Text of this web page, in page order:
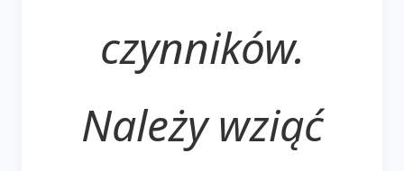
czynników.
Należy wziąć